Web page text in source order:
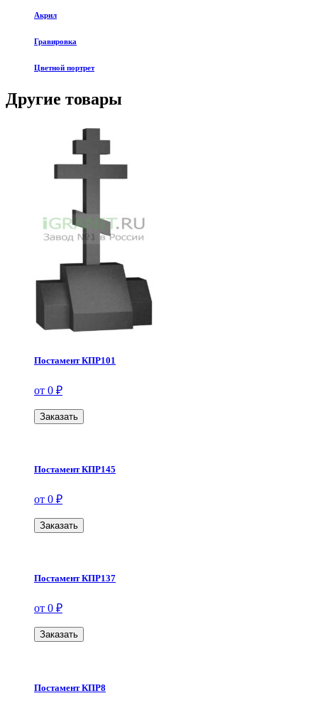
Акрил
Гравировка
Цветной портрет
Другие товары
Постамент КПР101
от 0 ₽
Заказать
Постамент КПР145
от 0 ₽
Заказать
Постамент КПР137
от 0 ₽
Заказать
Постамент КПР8